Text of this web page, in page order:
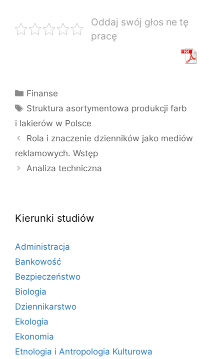
Oddaj swój głos ne tę
pracę
Kategorie
Finanse
Tagi
Struktura asortymentowa produkcji farb
i lakierów w Polsce
Rola i znaczenie dzienników jako mediów
reklamowych. Wstęp
Analiza techniczna
Kierunki studiów
Administracja
Bankowość
Bezpieczeństwo
Biologia
Dziennikarstwo
Ekologia
Ekonomia
Etnologia i Antropologia Kulturowa